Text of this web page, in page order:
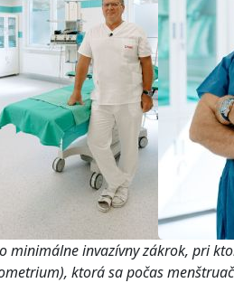
minimálne invazívny zákrok, pri
ktorá sa počas